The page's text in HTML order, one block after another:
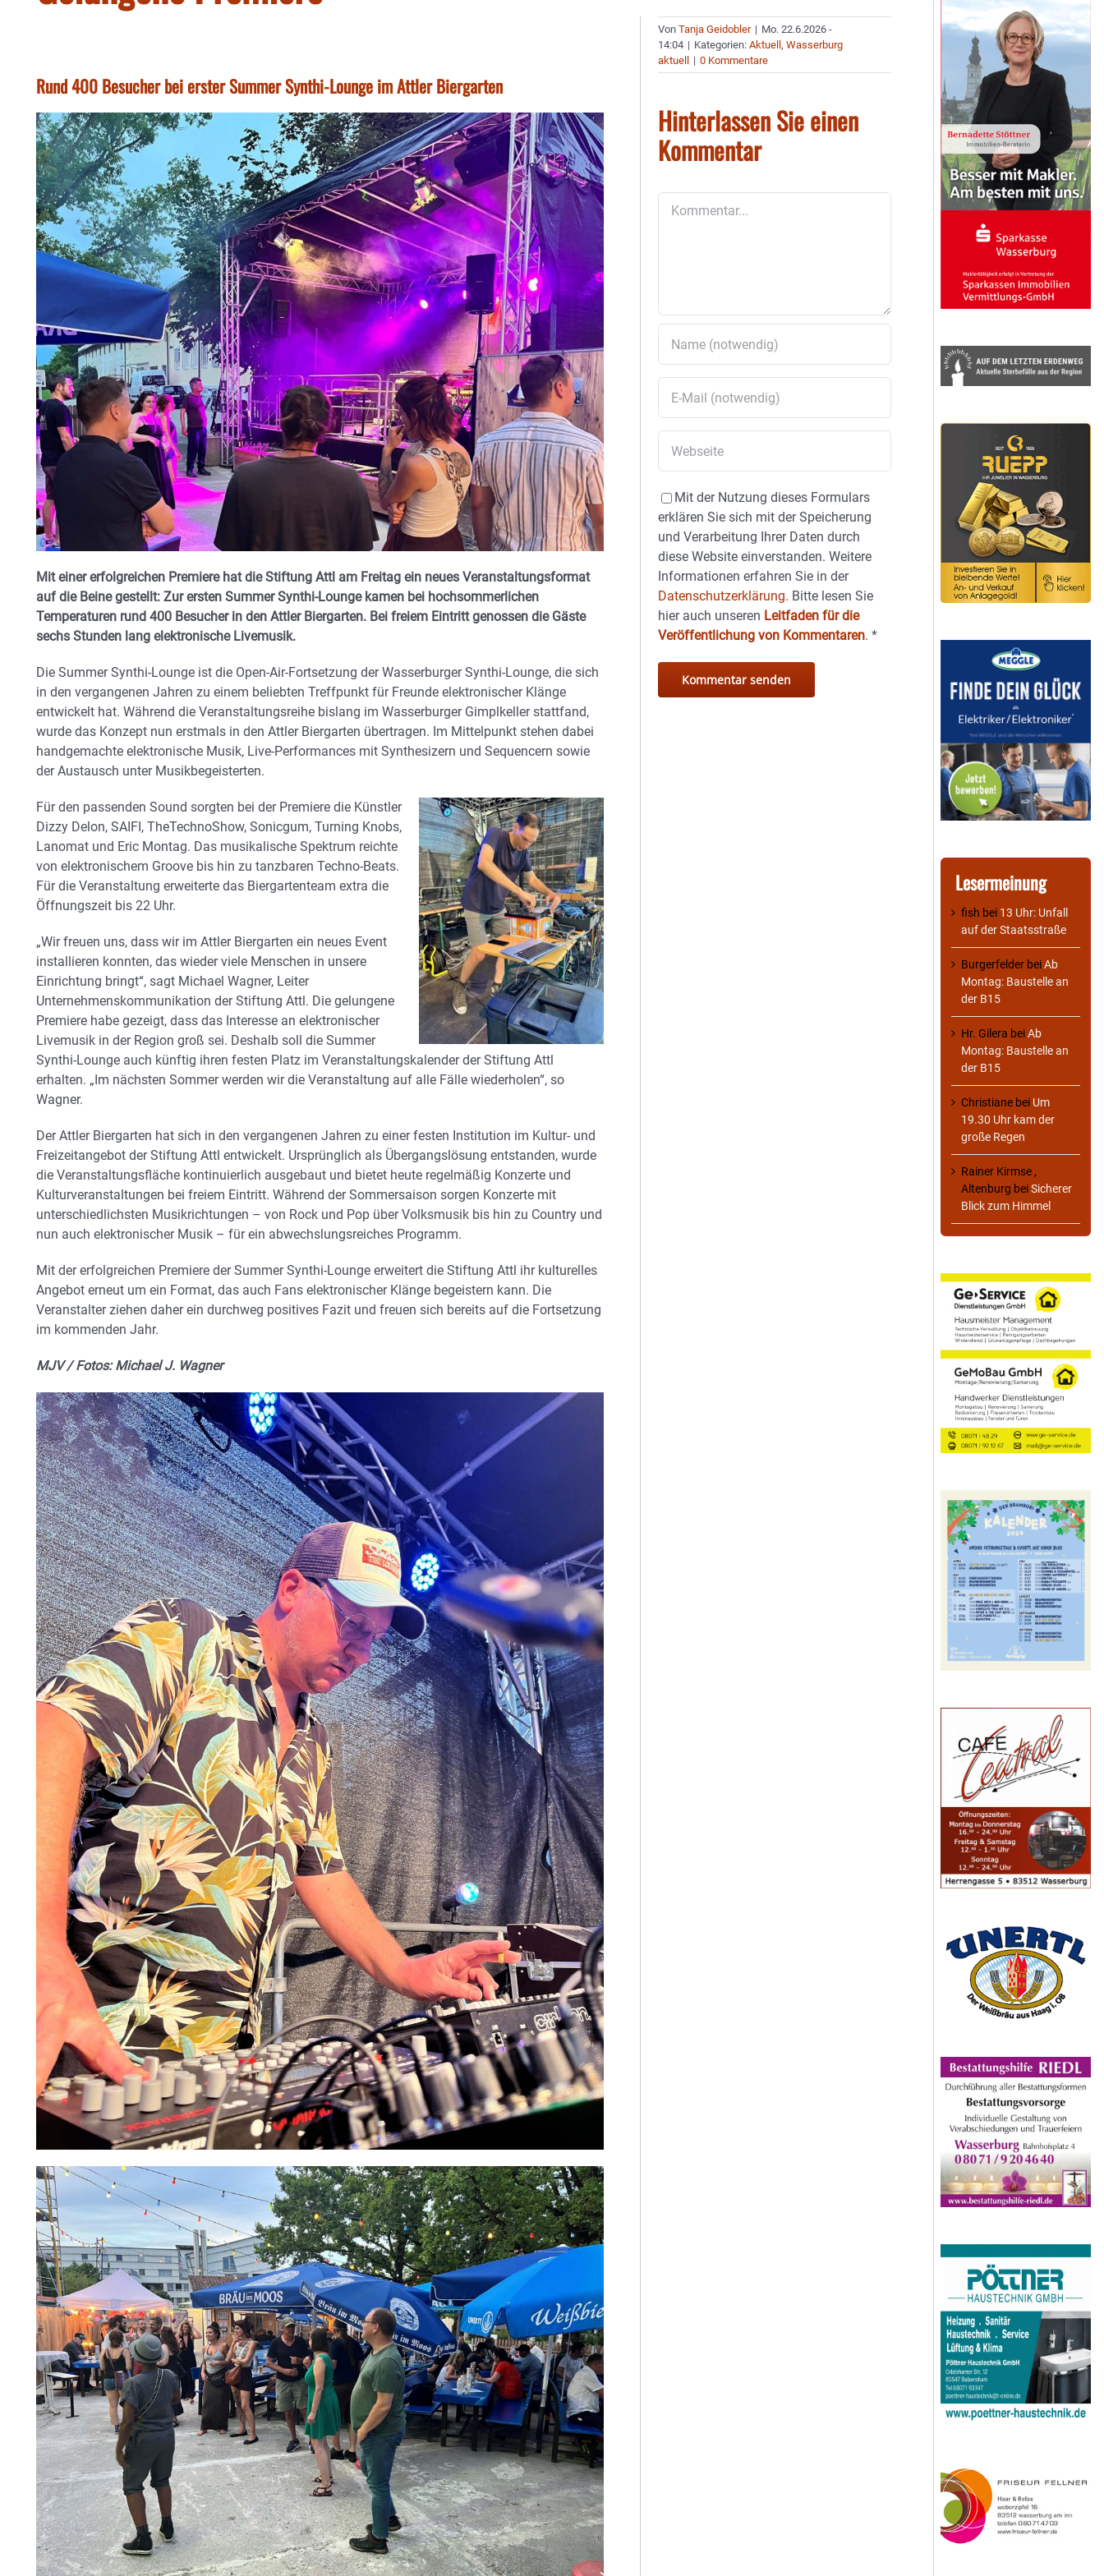
Rund 400 Besucher bei erster Summer Synthi-Lounge im Attler Biergarten
Mit einer erfolgreichen Premiere hat die Stiftung Attl am Freitag ein neues Veranstaltungsformat
auf die Beine gestellt: Zur ersten Summer Synthi-Lounge kamen bei hochsommerlichen
Temperaturen rund 400 Besucher in den Attler Biergarten. Bei freiem Eintritt genossen die Gäste
sechs Stunden lang elektronische Livemusik.
Die Summer Synthi-Lounge ist die Open-Air-Fortsetzung der Wasserburger Synthi-Lounge, die sich
in den vergangenen Jahren zu einem beliebten Treffpunkt für Freunde elektronischer Klänge
entwickelt hat. Während die Veranstaltungsreihe bislang im Wasserburger Gimplkeller stattfand,
wurde das Konzept nun erstmals in den Attler Biergarten übertragen. Im Mittelpunkt stehen dabei
handgemachte elektronische Musik, Live-Performances mit Synthesizern und Sequencern sowie
der Austausch unter Musikbegeisterten.
Für den passenden Sound sorgten bei der Premiere die Künstler
Dizzy Delon, SAIFI, TheTechnoShow, Sonicgum, Turning Knobs,
Lanomat und Eric Montag. Das musikalische Spektrum reichte
von elektronischem Groove bis hin zu tanzbaren Techno-Beats.
Für die Veranstaltung erweiterte das Biergartenteam extra die
Öffnungszeit bis 22 Uhr.
„Wir freuen uns, dass wir im Attler Biergarten ein neues Event
installieren konnten, das wieder viele Menschen in unsere
Einrichtung bringt“, sagt Michael Wagner, Leiter
Unternehmenskommunikation der Stiftung Attl. Die gelungene
Premiere habe gezeigt, dass das Interesse an elektronischer
Livemusik in der Region groß sei. Deshalb soll die Summer
Synthi-Lounge auch künftig ihren festen Platz im Veranstaltungskalender der Stiftung Attl
erhalten. „Im nächsten Sommer werden wir die Veranstaltung auf alle Fälle wiederholen“, so
Wagner.
Der Attler Biergarten hat sich in den vergangenen Jahren zu einer festen Institution im Kultur- und
Freizeitangebot der Stiftung Attl entwickelt. Ursprünglich als Übergangslösung entstanden, wurde
die Veranstaltungsfläche kontinuierlich ausgebaut und bietet heute regelmäßig Konzerte und
Kulturveranstaltungen bei freiem Eintritt. Während der Sommersaison sorgen Konzerte mit
unterschiedlichsten Musikrichtungen – von Rock und Pop über Volksmusik bis hin zu Country und
nun auch elektronischer Musik – für ein abwechslungsreiches Programm.
Mit der erfolgreichen Premiere der Summer Synthi-Lounge erweitert die Stiftung Attl ihr kulturelles
Angebot erneut um ein Format, das auch Fans elektronischer Klänge begeistern kann. Die
Veranstalter ziehen daher ein durchweg positives Fazit und freuen sich bereits auf die Fortsetzung
im kommenden Jahr.
MJV / Fotos: Michael J. Wagner
VonTanja Geidobler | Mo. 22.6.2026 -
14:04 | Kategorien:Aktuell,Wasserburg
aktuell
| 0 Kommentare
Hinterlassen Sie einen
Kommentar
Mit der Nutzung dieses Formulars
erklären Sie sich mit der Speicherung
und Verarbeitung Ihrer Daten durch
diese Website einverstanden. Weitere
Informationen erfahren Sie in der
Datenschutzerklärung. Bitte lesen Sie
hier auch unseren Leitfaden für die
Veröffentlichung von Kommentaren.*
Lesermeinung
fish bei 13 Uhr: Unfall
auf der Staatsstraße
Burgerfelder beiAb
Montag: Baustelle an
der B15
Hr. Gilera beiAb
Montag: Baustelle an
der B15
Christiane bei Um
19.30 Uhr kam der
große Regen
Rainer Kirmse ,
Altenburg beiSicherer
Blick zum Himmel